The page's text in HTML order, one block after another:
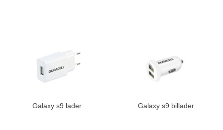
Galaxy s9 lader Galaxy s9 billader